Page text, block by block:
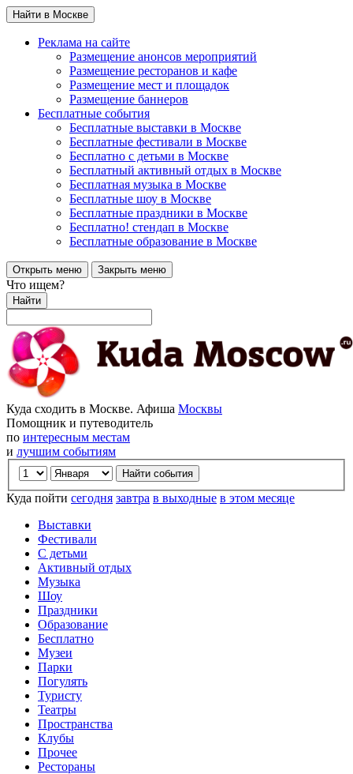
Найти в Москве
Реклама на сайте
Размещение анонсов мероприятий
Размещение ресторанов и кафе
Размещение мест и площадок
Размещение баннеров
Бесплатные события
Бесплатные выставки в Москве
Бесплатные фестивали в Москве
Бесплатно с детьми в Москве
Бесплатный активный отдых в Москве
Бесплатная музыка в Москве
Бесплатные шоу в Москве
Бесплатные праздники в Москве
Бесплатно! стендап в Москве
Бесплатные образование в Москве
Открыть меню Закрыть меню
Что ищем?
Найти
Куда сходить в Москве. Афиша Москвы
Помощник и путеводитель
по интересным местам
и лучшим событиям
Куда пойти сегодня завтра в выходные в этом месяце
Выставки
Фестивали
С детьми
Активный отдых
Музыка
Шоу
Праздники
Образование
Бесплатно
Музеи
Парки
Погулять
Туристу
Театры
Пространства
Клубы
Прочее
Рестораны